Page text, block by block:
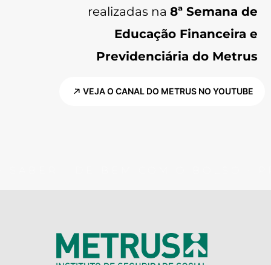
realizadas na 8ª Semana de
Educação Financeira e
Previdenciária do Metrus
VEJA O CANAL DO METRUS NO YOUTUBE